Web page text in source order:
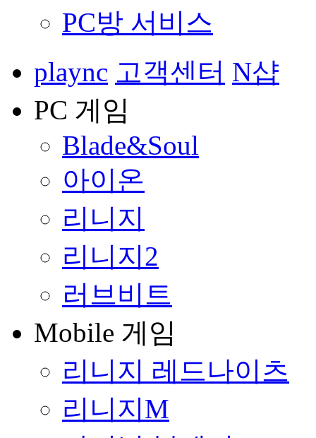
PC방 서비스
plaync 고객센터 N샵
PC 게임
Blade&Soul
아이온
리니지
리니지2
러브비트
Mobile 게임
리니지 레드나이츠
리니지M